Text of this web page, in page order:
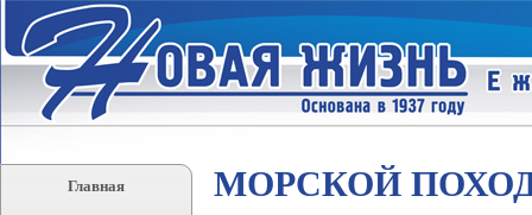
Главная МОРСКОЙ